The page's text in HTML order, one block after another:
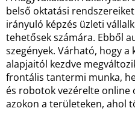
belső oktatási
irányuló képzés üzleti
tehetősek számára. Ebből
szegények. Várható, hogy
alapjaitól kezdve
frontális tantermi munka,
és robotok vezérelte online
azokon a területeken, ahol